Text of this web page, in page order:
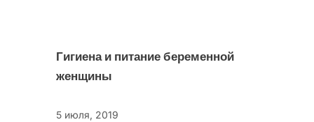
Гигиена и питание беременной
женщины
5 июля, 2019